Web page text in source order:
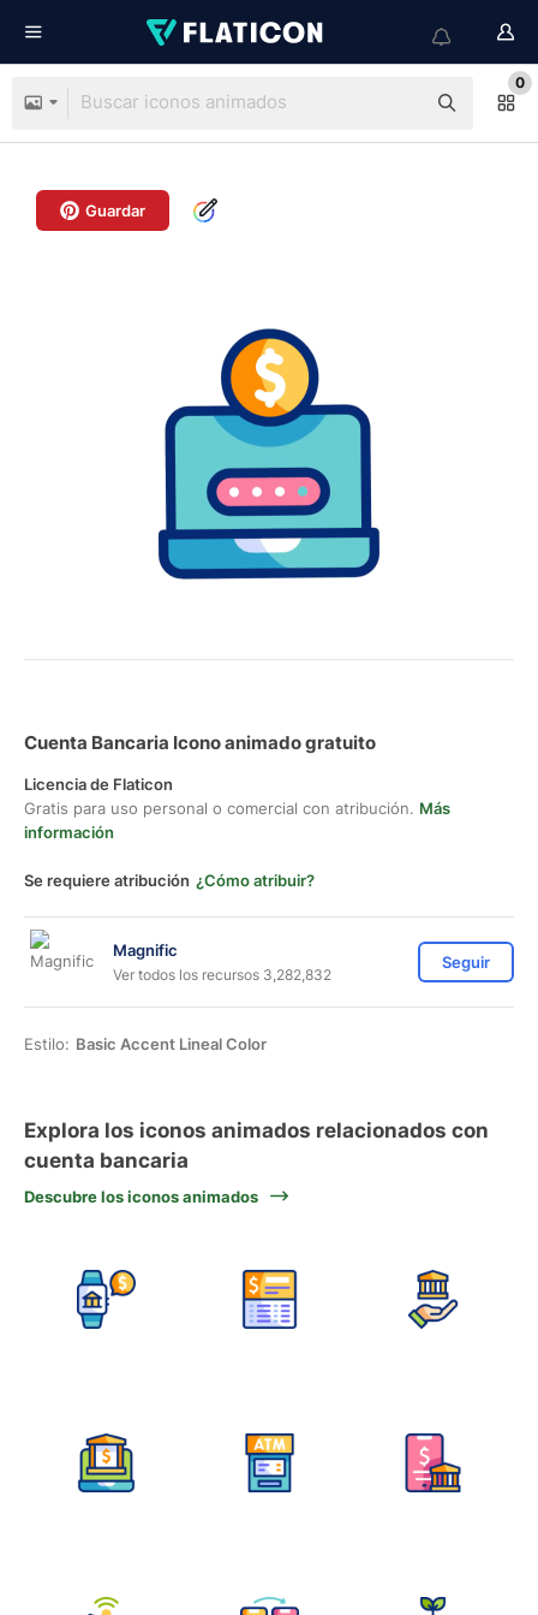
0
Guardar
Cuenta Bancaria Icono animado gratuito
Licencia de Flaticon
Gratis para uso personal o comercial con atribución. Más
información
Se requiere atribución ¿Cómo atribuir?
Magnific
Ver todos los recursos 3,282,832
Seguir
Estilo: Basic Accent Lineal Color
Explora los iconos animados relacionados con
cuenta bancaria
Descubre los iconos animados